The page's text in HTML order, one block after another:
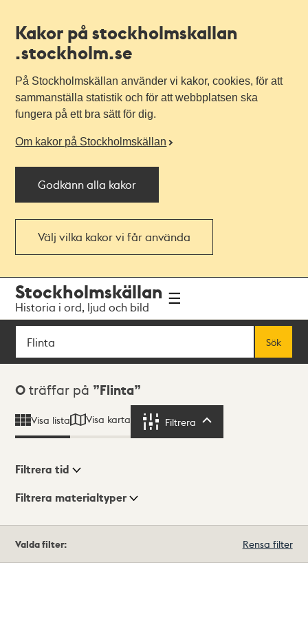
Kakor på stockholmskallan
.stockholm.se
På Stockholmskällan använder vi kakor, cookies, för att
sammanställa statistik och för att webbplatsen ska
fungera på ett bra sätt för dig.
Om kakor på Stockholmskällan
Godkänn alla kakor
Välj vilka kakor vi får använda
navigationen
huvudinnehållet
Stockholmskällan
Historia i ord, ljud och bild
Sök
Sök
Sökresultat
0 träffar på Flinta
Visa lista Visa karta Filtrera
Visningsläge
Filtrera tid
Filtrera materialtyper
träffar
Valda filter: Rensa filter